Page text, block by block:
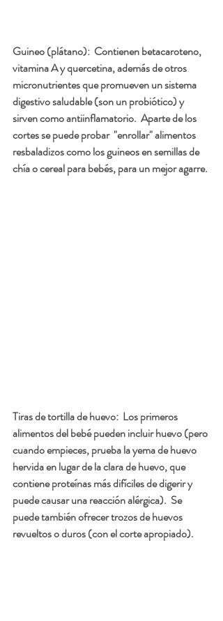
Guineo (plátano): Contienen betacaroteno,
vitamina A y quercetina, además de otros
micronutrientes que promueven un sistema
digestivo saludable (son un probiótico) y
sirven como antiinflamatorio.  Aparte de los
cortes se puede probar  "enrollar" alimentos
resbaladizos como los guineos en semillas de
chía o cereal para bebés, para un mejor agarre.
Tiras de tortilla de huevo: Los primeros
alimentos del bebé pueden incluir huevo (pero
cuando empieces, prueba la yema de huevo
hervida en lugar de la clara de huevo, que
contiene proteínas más difíciles de digerir y
puede causar una reacción alérgica).  Se
puede también ofrecer trozos de huevos
revueltos o duros (con el corte apropiado).